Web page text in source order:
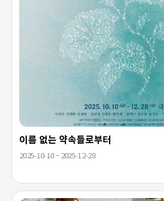
이름 없는 약속들로부터
2025-10-10 ~ 2025-12-28